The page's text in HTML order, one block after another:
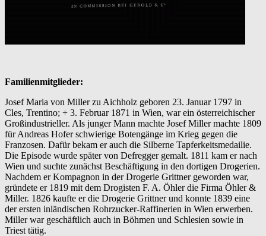
Familienmitglieder:
Josef Maria von Miller zu Aichholz geboren 23. Januar 1797 in
Cles, Trentino; + 3. Februar 1871 in Wien, war ein österreichischer
Großindustrieller. Als junger Mann machte Josef Miller machte 1809
für Andreas Hofer schwierige Botengänge im Krieg gegen die
Franzosen. Dafür bekam er auch die Silberne Tapferkeitsmedailie.
Die Episode wurde später von Defregger gemalt. 1811 kam er nach
Wien und suchte zunächst Beschäftigung in den dortigen Drogerien.
Nachdem er Kompagnon in der Drogerie Grittner geworden war,
gründete er 1819 mit dem Drogisten F. A. Öhler die Firma Öhler &
Miller. 1826 kaufte er die Drogerie Grittner und konnte 1839 eine
der ersten inländischen Rohrzucker-Raffinerien in Wien erwerben.
Miller war geschäftlich auch in Böhmen und Schlesien sowie in
Triest tätig.